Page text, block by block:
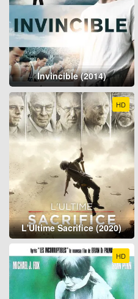
Invincible (2014)
HD
L'Ultime Sacrifice (2020)
HD